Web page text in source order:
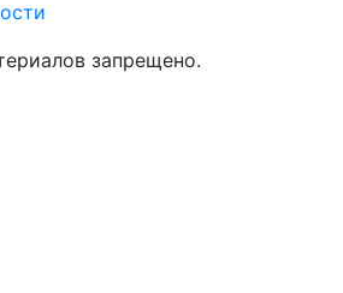
запрещено.